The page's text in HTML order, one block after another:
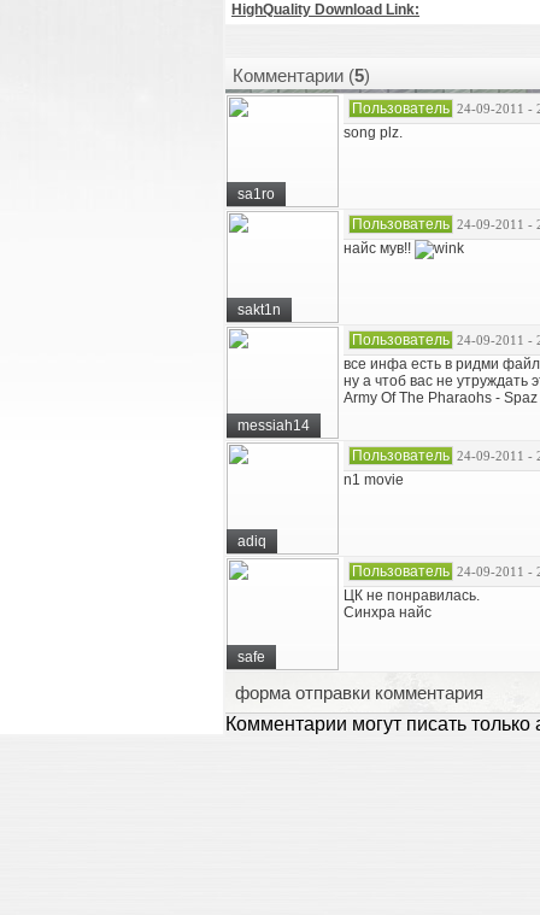
HighQuality Download Link:
Комментарии (5)
sa1ro
Пользователь 24-09-2011 -
song plz.
sakt1n
Пользователь 24-09-2011 -
найс мув!!
messiah14
Пользователь 24-09-2011 -
все инфа есть в ридми
ну а чтоб вас не утруждать
Army Of The Pharaohs -
adiq
Пользователь 24-09-2011 -
n1 movie
safe
Пользователь 24-09-2011 -
ЦК не понравилась.
Синхра найс
форма отправки комментария
Комментарии могут писать